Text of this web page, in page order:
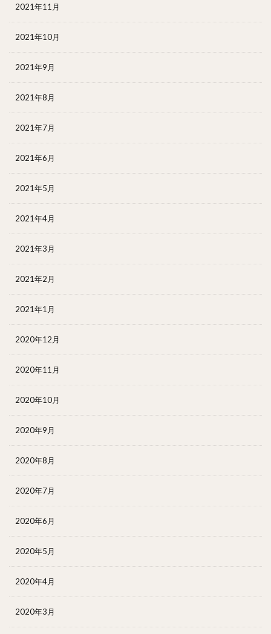
2021年11月
2021年10月
2021年9月
2021年8月
2021年7月
2021年6月
2021年5月
2021年4月
2021年3月
2021年2月
2021年1月
2020年12月
2020年11月
2020年10月
2020年9月
2020年8月
2020年7月
2020年6月
2020年5月
2020年4月
2020年3月